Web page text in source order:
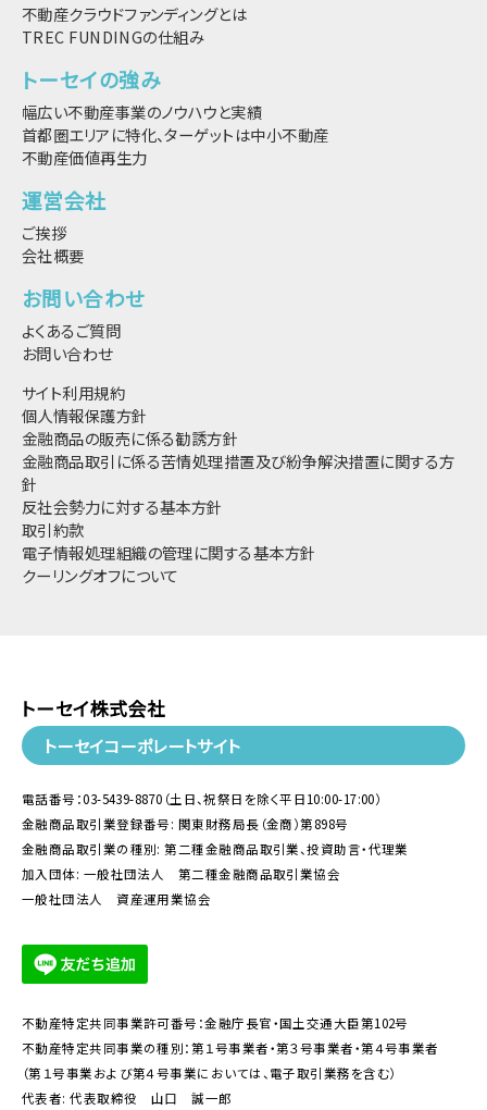
不動産クラウドファンディングとは
TREC FUNDINGの仕組み
トーセイの強み
幅広い不動産事業のノウハウと実績
首都圏エリアに特化、ターゲットは中小不動産
不動産価値再生力
運営会社
ご挨拶
会社概要
お問い合わせ
よくあるご質問
お問い合わせ
サイト利用規約
個人情報保護方針
金融商品の販売に係る勧誘方針
金融商品取引に係る苦情処理措置及び紛争解決措置に関する方
針
反社会勢力に対する基本方針
取引約款
電子情報処理組織の管理に関する基本方針
クーリングオフについて
トーセイ株式会社
トーセイコーポレートサイト
電話番号：03-5439-8870（土日、祝祭日を除く平日10:00-17:00）
金融商品取引業登録番号: 関東財務局長（金商）第898号
金融商品取引業の種別: 第二種金融商品取引業、投資助言・代理業
加入団体: 一般社団法人 第二種金融商品取引業協会
一般社団法人 資産運用業協会
不動産特定共同事業許可番号：金融庁長官・国土交通大臣第102号
不動産特定共同事業の種別：第１号事業者・第３号事業者・第４号事業者
（第１号事業および第４号事業においては、電子取引業務を含む）
代表者: 代表取締役 山口 誠一郎